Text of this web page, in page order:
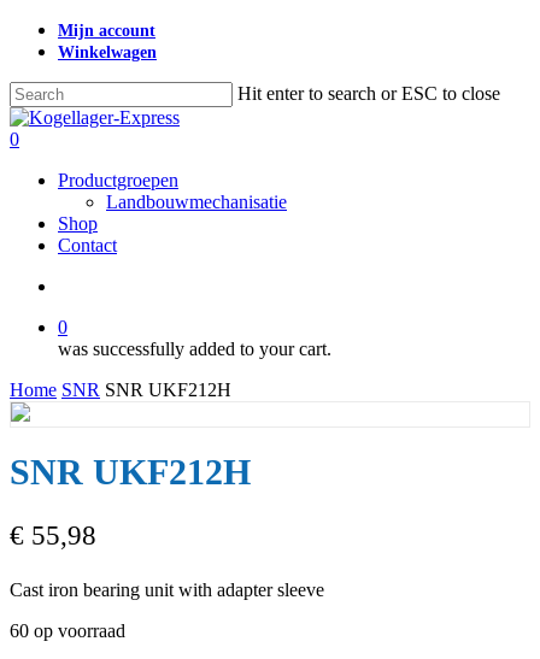
Skip
content
Mijn account
Winkelwagen
Hit enter to search or ESC to close
Close
Search
search
0
Productgroepen
Landbouwmechanisatie
Shop
Contact
0
was successfully added to your cart.
Home SNR SNR UKF212H
SNR UKF212H
€ 55,98
Cast iron bearing unit with adapter sleeve
60 op voorraad